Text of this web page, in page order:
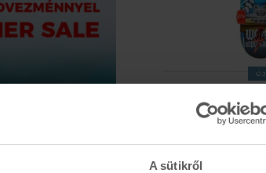
A sütikről
ÚJ
DETENTION - 8,0